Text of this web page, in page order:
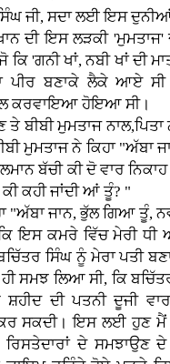
ਜੀ, ਸਦਾ ਲਈ ਇਸ
ਇਸ ਲੜਕੀ 'ਮੁਮਤਾਜ'
ਕਿ 'ਗਨੀ ਖਾਂ, ਨਬੀ ਖਾਂ ਦੀ
ਪੀਰ ਬਣਾਕੇ ਲੈਕੇ ਆਏ
ਕਰਵਾਇਆ ਹੋਇਆ ਸੀ।
ਬੀਬੀ ਮੁਮਤਾਜ ਨਾਲ,ਪਿਤਾ
ਮੁਮਤਾਜ ਨੇ ਕਿਹਾ "ਅੱਬਾ
ਬੱਚੀ ਕੀ ਦੋ ਵਾਰ
ਕਹੀ ਜਾਂਦੀ ਆਂ ਤੂੰ? "
"ਅੱਬਾ ਜਾਨ, ਭੁੱਲ ਗਿਆ ਤੂੰ,
ਕਿ ਇਸ ਕਮਰੇ ਵਿੱਚ ਮੇਰੀ ਧੀ
ਸਿੰਘ ਨੂੰ ਮੇਰਾ ਪਤੀ
ਸਮਝ ਲਿਆ ਸੀ, ਕਿ
ਦੀ ਪਤਨੀ ਦੂਜੀ ਵਾਰ
ਸਕਦੀ। ਇਸ ਲਈ ਹੁਣ ਮੈਂ
ਦੇ ਸਮਝਾਉਣ